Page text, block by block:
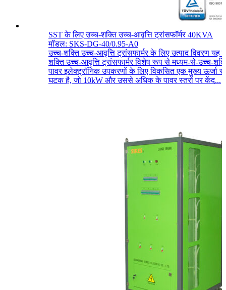
SST के लिए उच्च-शक्ति उच्च-आवृत्ति ट्रांसफॉर्मर 40KVA
मॉडल: SKS-DG-40/0.95-A0
उच्च-शक्ति उच्च-आवृत्ति ट्रांसफार्मर के लिए उत्पाद विवरण यह
शक्ति उच्च-आवृत्ति ट्रांसफार्मर विशेष रूप से मध्यम-से-उच्च-
पावर इलेक्ट्रॉनिक उपकरणों के लिए विकसित एक मुख्य ऊर्जा
घटक है, जो 10kW और उससे अधिक के पावर स्तरों पर केंद...